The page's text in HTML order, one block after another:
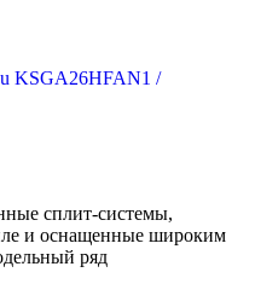
KSGA26HFAN1 /
сплит-системы,
и оснащенные широким
ряд